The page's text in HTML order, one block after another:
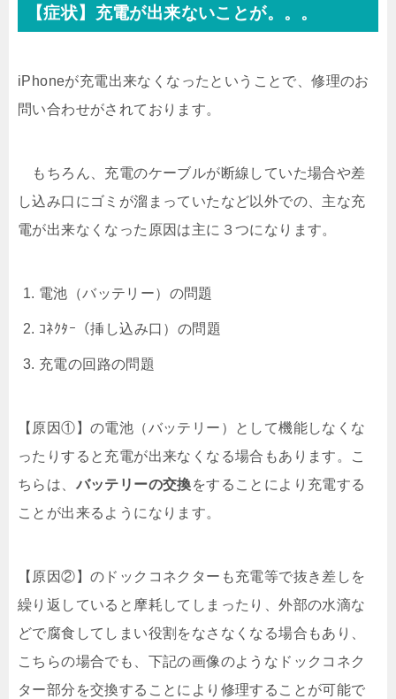
【症状】充電が出来ないことが。。。
iPhoneが充電出来なくなったということで、修理のお
問い合わせがされております。
もちろん、充電のケーブルが断線していた場合や差
し込み口にゴミが溜まっていたなど以外での、主な充
電が出来なくなった原因は主に３つになります。
電池（バッテリー）の問題
ｺﾈｸﾀｰ（挿し込み口）の問題
充電の回路の問題
【原因①】の電池（バッテリー）として機能しなくな
ったりすると充電が出来なくなる場合もあります。こ
ちらは、 バッテリーの交換をすることにより充電する
ことが出来るようになります。
【原因②】のドックコネクターも充電等で抜き差しを
繰り返していると摩耗してしまったり、外部の水滴な
どで腐食してしまい役割をなさなくなる場合もあり、
こちらの場合でも、下記の画像のようなドックコネク
ター部分を交換することにより修理することが可能で